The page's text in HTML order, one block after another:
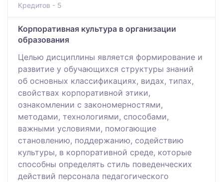
Кредитов - 5
Корпоративная культура в организации
образования
Целью дисциплины является формирование и
развитие у обучающихся структуры знаний
об основных классификациях, видах, типах,
свойствах корпоративной этики,
ознакомлении с закономерностями,
методами, технологиями, способами,
важными условиями, помогающие
становлению, поддержанию, содействию
культуры, в корпоративной среде, которые
способны определять стиль поведенческих
действий персонала педагогического